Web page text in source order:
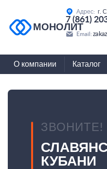
МОНОЛИТ
Адрес: г.
7 (861)
Email:
О компании Каталог
ЗВОНИТЕ!
КУБАНИ